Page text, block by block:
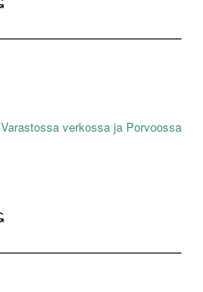
Varastossa verkossa ja Porvoossa